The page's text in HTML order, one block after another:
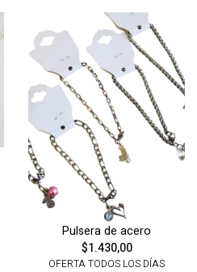
Pulsera de acero
$1.430,00
OFERTA TODOS LOS DÍAS